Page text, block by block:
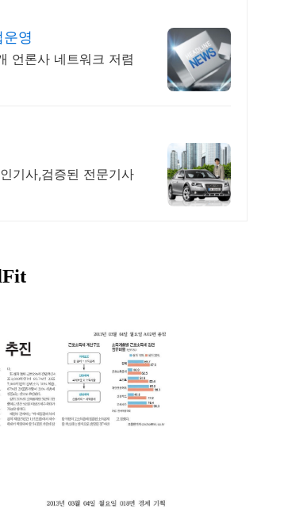
영
언론사 네트워크 저렴
기사,검증된 전문기사